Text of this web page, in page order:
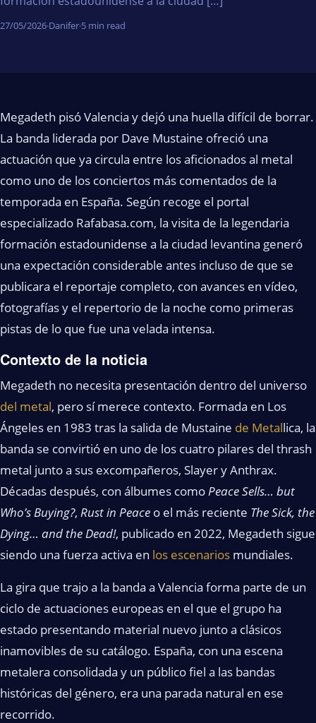
27/05/2026·Danifer·5 min read
Megadeth pisó Valencia y dejó una huella difícil de borrar.
La banda liderada por Dave Mustaine ofreció una
actuación que ya circula entre los aficionados al metal
como uno de los conciertos más comentados de la
temporada en España. Según recoge el portal
especializado Rafabasa.com, la visita de la legendaria
formación estadounidense a la ciudad levantina generó
una expectación considerable antes incluso de que se
publicara el reportaje completo, con avances en vídeo,
fotografías y el repertorio de la noche como primeras
pistas de lo que fue una velada intensa.
Contexto de la noticia
Megadeth no necesita presentación dentro del universo
del metal, pero sí merece contexto. Formada en Los
Ángeles en 1983 tras la salida de Mustaine de Metallica, la
banda se convirtió en uno de los cuatro pilares del thrash
metal junto a sus excompañeros, Slayer y Anthrax.
Décadas después, con álbumes como Peace Sells… but
Who’s Buying?, Rust in Peace o el más reciente The Sick, the
Dying… and the Dead!, publicado en 2022, Megadeth sigue
siendo una fuerza activa en los escenarios mundiales.
La gira que trajo a la banda a Valencia forma parte de un
ciclo de actuaciones europeas en el que el grupo ha
estado presentando material nuevo junto a clásicos
inamovibles de su catálogo. España, con una escena
metalera consolidada y un público fiel a las bandas
históricas del género, era una parada natural en ese
recorrido.